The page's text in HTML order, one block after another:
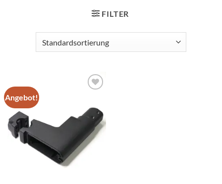
FILTER
Angebot!